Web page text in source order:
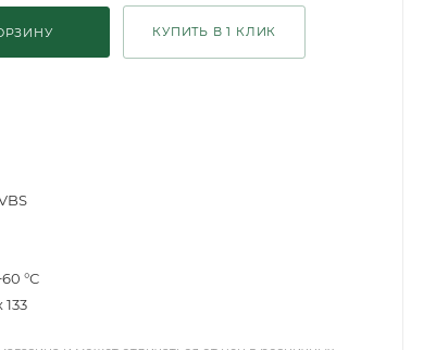
КУПИТЬ В 1 КЛИК
°С
133